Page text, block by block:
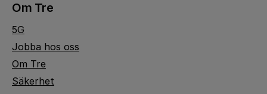
Om Tre
5G
Jobba hos oss
Om Tre
Säkerhet